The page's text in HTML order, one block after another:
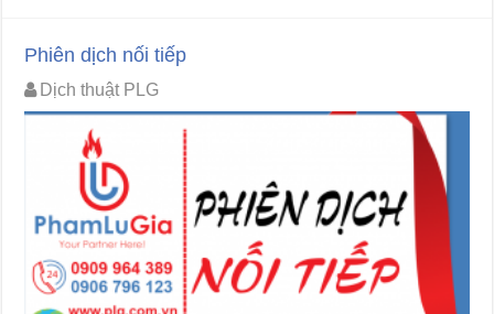
Phiên dịch nối tiếp
Dịch thuật PLG